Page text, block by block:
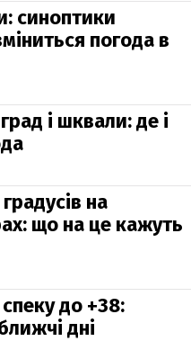
синоптики
погода в
і шквали: де і
на
що на це кажуть
до +38:
дні